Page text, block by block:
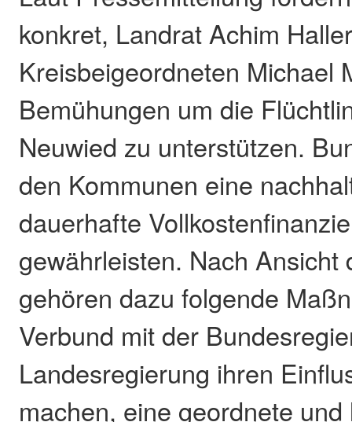
konkret, Landrat Achim
Kreisbeigeordneten Michael
Bemühungen um die
Neuwied zu unterstützen.
den Kommunen eine
dauerhafte
gewährleisten. Nach Ansicht
gehören dazu folgende
Verbund mit der
Landesregierung ihren
machen, eine geordnete